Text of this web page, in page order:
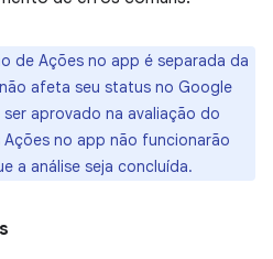
de Ações no app é separada da
afeta seu status no Google
aprovado na avaliação do
no app não funcionarão
a análise seja concluída.